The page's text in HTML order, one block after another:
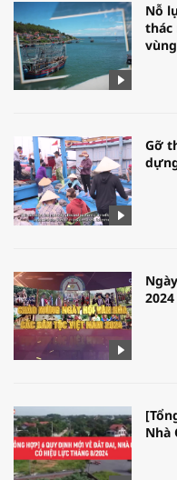
Nỗ
thác
Gỡ
Nhà